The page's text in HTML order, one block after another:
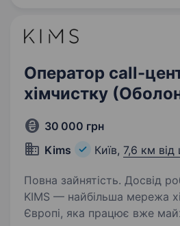
Оператор call-
хімчистку
30 000 грн
Kims
Київ, 7,6 км від
Повна зайнятість. Досвід
KIMS — найбільша мережа
Європі, яка працює вже